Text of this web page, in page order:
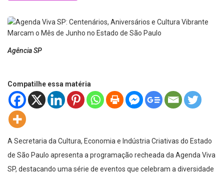
Agência SP
Compatilhe essa matéria
A Secretaria da Cultura, Economia e Indústria Criativas do Estado
de São Paulo apresenta a programação recheada da Agenda Viva
SP, destacando uma série de eventos que celebram a diversidade